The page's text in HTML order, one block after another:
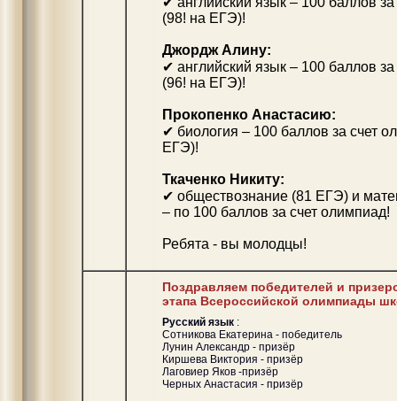
(98! на ЕГЭ)!
Джордж Алину:
✔ английский язык – 100 баллов
(96! на ЕГЭ)!
Прокопенко Анастасию:
✔ биология – 100 баллов за счет
ЕГЭ)!
Ткаченко Никиту:
✔ обществознание (81 ЕГЭ) и
– по 100 баллов за счет олимпиад!
Ребята - вы молодцы!
Поздравляем победителей и
этапа Всероссийской олимпиады
Русский язык :
Сотникова Екатерина - победитель
Лунин Александр - призёр
Киршева Виктория - призёр
Лаговиер Яков -призёр
Черных Анастасия - призёр